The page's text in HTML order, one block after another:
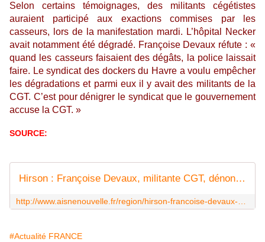
Selon certains témoignages, des militants cégétistes
auraient participé aux exactions commises par les
casseurs, lors de la manifestation mardi. L’hôpital Necker
avait notamment été dégradé. Françoise Devaux réfute : «
quand les casseurs faisaient des dégâts, la police laissait
faire. Le syndicat des dockers du Havre a voulu empêcher
les dégradations et parmi eux il y avait des militants de la
CGT. C’est pour dénigrer le syndicat que le gouvernement
accuse la CGT. »
SOURCE:
Hirson : Françoise Devaux, militante CGT, dénonce la violence des CRS
#Actualité FRANCE